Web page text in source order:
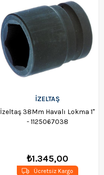
İZELTAŞ
İzeltaş 38Mm Havalı Lokma 1"
- 1125067038
₺1.345,00
Ücretsiz Kargo